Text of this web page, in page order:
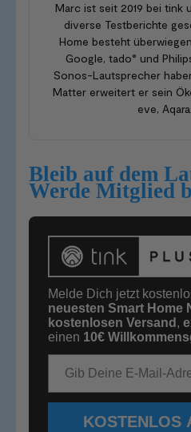
Marc ist seit 2019 bei tink
diverse Testberichte
Home besteht
Google, tado° und
Sonos-Lautsprecher
Matter erweitert er sein
eve,
Bleib auf dem
Werde Mitglied
Melde Dich jetzt
neuesten Smart Home
kostenlosen Versand ,
einen 10€
KOSTENLOS